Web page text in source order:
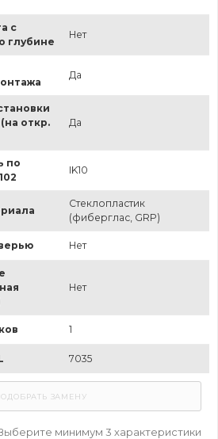
с
глубине
Нет
Да
откр.
Да
по
IK10
Стеклопластик
(фиберглас, GRP)
Нет
Нет
1
7035
минимум 3 характеристики